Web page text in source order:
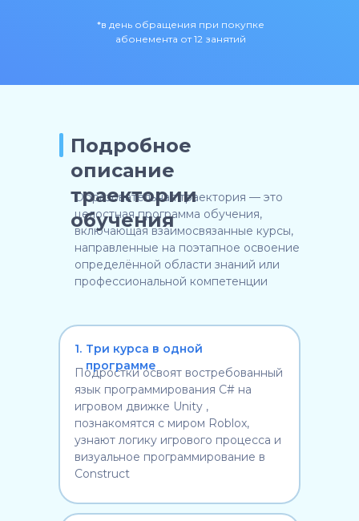
*в день обращения при покупке
абонемента от 12 занятий
Образовательная траектория — это
целостная программа обучения,
включающая взаимосвязанные курсы,
направленные на поэтапное освоение
определённой области знаний или
профессиональной компетенции
Подробное
описание
траектории
обучения
Подростки освоят востребованный
язык программирования C# на
игровом движке Unity ,
познакомятся с миром Roblox,
узнают логику игрового процесса и
визуальное программирование в
Construct
Три курса в одной
программе
1.